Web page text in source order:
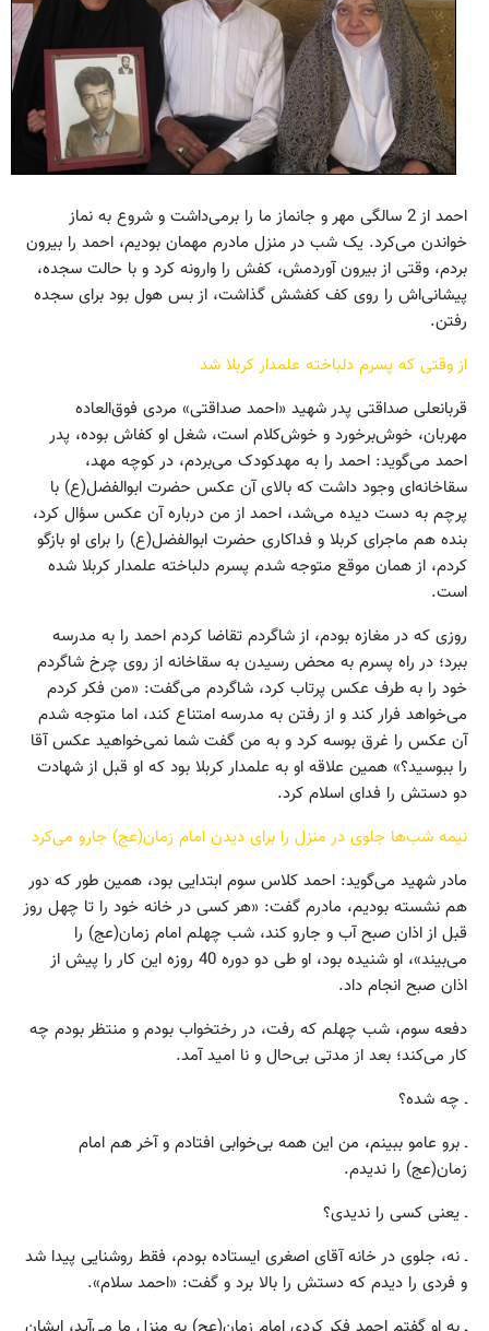
احمد از 2 سالگی مهر و جانماز ما را برمی‌داشت و شروع به نماز
خواندن می‌کرد. یک شب در منزل مادرم مهمان بودیم، احمد را بیرون
بردم، وقتی از بیرون آوردمش، کفش را وارونه کرد و با حالت سجده،
پیشانی‌اش را روی کف کفشش گذاشت، از بس هول بود برای سجده
رفتن.
از وقتی که پسرم دلباخته علمدار کربلا شد
قربانعلی صداقتی پدر شهید «احمد صداقتی» مردی فوق‌العاده
مهربان، خوش‌برخورد و خوش‌کلام است، شغل او کفاش بوده، پدر
احمد می‌گوید: احمد را به مهدکودک می‌بردم، در کوچه مهد،
سقاخانه‌ای وجود داشت که بالای آن عکس حضرت ابوالفضل(ع) با
پرچم به دست دیده می‌شد، احمد از من درباره آن عکس سؤال کرد،
بنده هم ماجرای کربلا و فداکاری حضرت ابوالفضل(ع) را برای او بازگو
کردم، از همان موقع متوجه شدم پسرم دلباخته علمدار کربلا شده
است.
روزی که در مغازه بودم، از شاگردم تقاضا کردم احمد را به مدرسه
ببرد؛ در راه پسرم به محض رسیدن به سقاخانه از روی چرخ شاگردم
خود را به طرف عکس پرتاب کرد، شاگردم می‌گفت: «من فکر کردم
می‌خواهد فرار کند و از رفتن به مدرسه امتناع کند، اما متوجه شدم
آن عکس را غرق بوسه کرد و به من گفت شما نمی‌خواهید عکس آقا
را ببوسید؟» همین علاقه او به علمدار کربلا بود که او قبل از شهادت
دو دستش را فدای اسلام کرد.
نیمه شب‌ها جلوی در منزل را برای دیدن امام زمان(عج) جارو می‌کرد
مادر شهید می‌گوید: احمد کلاس سوم ابتدایی بود، همین طور که دور
هم نشسته بودیم، مادرم گفت: «هر کسی در خانه خود را تا چهل روز
قبل از اذان صبح آب و جارو کند، شب چهلم امام زمان(عج) را
می‌بیند»، او شنیده بود، او طی دو دوره 40 روزه این کار را پیش از
اذان صبح انجام داد.
دفعه سوم، شب چهلم که رفت، در رختخواب بودم و منتظر بودم چه
کار می‌کند؛ بعد از مدتی بی‌حال و نا امید آمد.
ـ چه شده؟
ـ برو عامو ببینم، من این همه بی‌خوابی افتادم و آخر هم امام
زمان(عج) را ندیدم.
ـ یعنی کسی را ندیدی؟
ـ نه، جلوی در خانه آقای اصغری ایستاده بودم، فقط روشنایی پیدا شد
و فردی را دیدم که دستش را بالا برد و گفت: «احمد سلام».